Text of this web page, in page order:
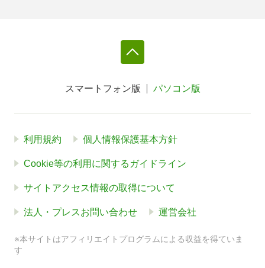
スマートフォン版 パソコン版
利用規約 個人情報保護基本方針
Cookie等の利用に関するガイドライン
サイトアクセス情報の取得について
法人・プレスお問い合わせ 運営会社
※本サイトはアフィリエイトプログラムによる収益を得ていま
す